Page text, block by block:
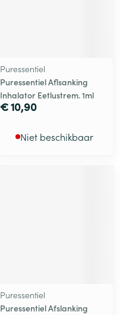
Puressentiel
Puressentiel Aflsanking
Inhalator Eetlustrem. 1ml
€ 10,90
Niet beschikbaar
Puressentiel
Puressentiel Afslanking